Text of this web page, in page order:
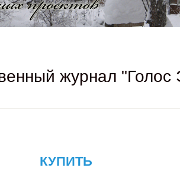
журнал "Голос
КУПИТЬ